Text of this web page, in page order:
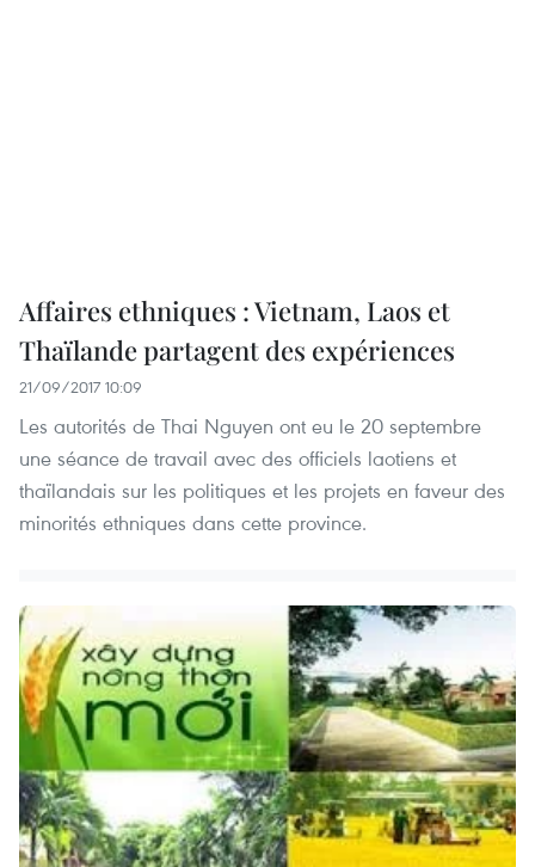
Affaires ethniques : Vietnam, Laos et
Thaïlande partagent des expériences
21/09/2017 10:09
Les autorités de Thai Nguyen ont eu le 20 septembre
une séance de travail avec des officiels laotiens et
thaïlandais sur les politiques et les projets en faveur des
minorités ethniques dans cette province.